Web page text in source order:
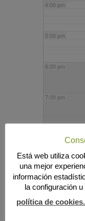
4:00 pm
5:00 pm
6:00 pm
7:00 pm
9:00 pm
10:00 pm
Está web utiliza
una mejor
información
la configuración
política de cookies.